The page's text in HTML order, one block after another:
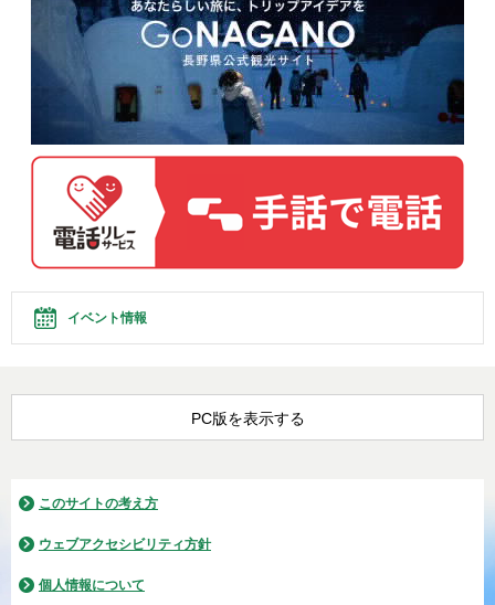
イベント情報
PC版を表示する
このサイトの考え方
ウェブアクセシビリティ方針
個人情報について